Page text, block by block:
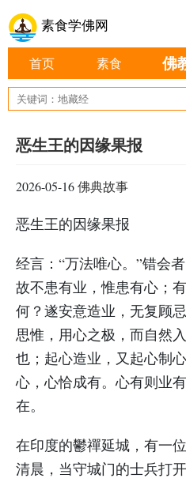
素食学佛网
首页 素食 佛
恶生王的因缘果报
2026-05-16佛典故事
恶生王的因缘果报
经言：“万法唯心。”错会
故不患有业，惟患有心；
何？遂安意造业，无复顾
思惟，用心之极，而自然
也；起心造业，又起心制
心，心恰成有。心有则业
在。
在印度的鬱禪延城，有一
清晨，当守城门的士兵打